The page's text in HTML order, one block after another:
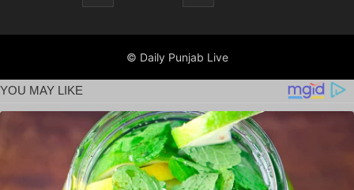
© Daily Punjab Live